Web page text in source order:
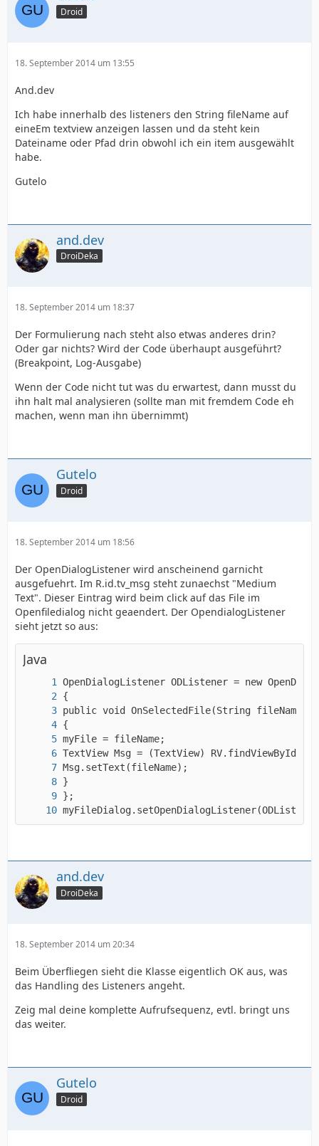
Droid
18. September 2014 um 13:55
And.dev
Ich habe innerhalb des listeners den String fileName auf
eineEm textview anzeigen lassen und da steht kein
Dateiname oder Pfad drin obwohl ich ein item ausgewählt
habe.
Gutelo
and.dev
DroiDeka
18. September 2014 um 18:37
Der Formulierung nach steht also etwas anderes drin?
Oder gar nichts? Wird der Code überhaupt ausgeführt?
(Breakpoint, Log-Ausgabe)
Wenn der Code nicht tut was du erwartest, dann musst du
ihn halt mal analysieren (sollte man mit fremdem Code eh
machen, wenn man ihn übernimmt)
Gutelo
Droid
18. September 2014 um 18:56
Der OpenDialogListener wird anscheinend garnicht
ausgefuehrt. Im R.id.tv_msg steht zunaechst "Medium
Text". Dieser Eintrag wird beim click auf das File im
Openfiledialog nicht geaendert. Der OpendialogListener
sieht jetzt so aus:
Java
and.dev
DroiDeka
18. September 2014 um 20:34
Beim Überfliegen sieht die Klasse eigentlich OK aus, was
das Handling des Listeners angeht.
Zeig mal deine komplette Aufrufsequenz, evtl. bringt uns
das weiter.
Gutelo
Droid